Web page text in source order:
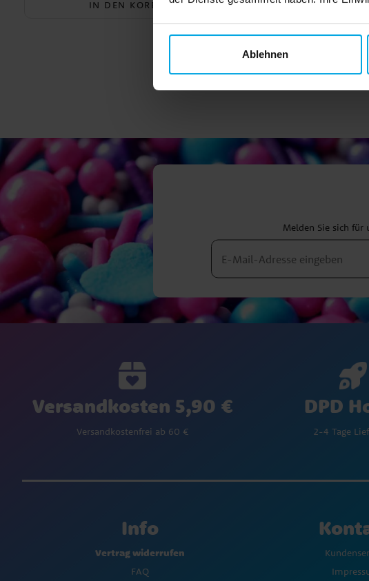
Ablehnen
IN DEN KORB IN DEN
Melden Sie sich für
Versandkosten 5,90 €
Versandkostenfrei ab 60 €
DPD
2-4 Tage
Info
Vertrag widerrufen
FAQ